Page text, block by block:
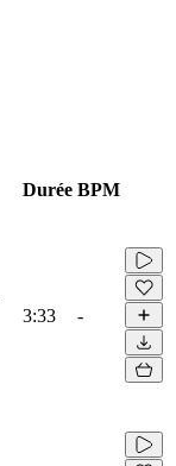
Durée BPM
3:33 -